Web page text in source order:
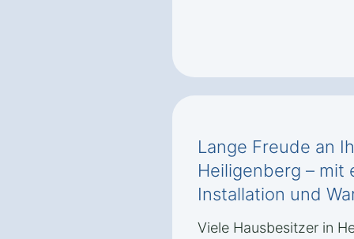
Lange Freude an
Heiligenberg – mit
Installation und
Viele Hausbesitzer in